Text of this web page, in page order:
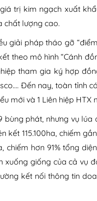
trị kim ngạch xuất
chất lượng cao.
giải pháp tháo gỡ
theo mô hình “Cánh
tham gia ký hợp
Đến nay, toàn tỉnh
mới và 1 Liên hiệp
bùng phát, nhưng vụ
kết 115.100ha, chiếm
chiếm hơn 91% tổng
xuống giống của cả vụ
kết nối thông tin